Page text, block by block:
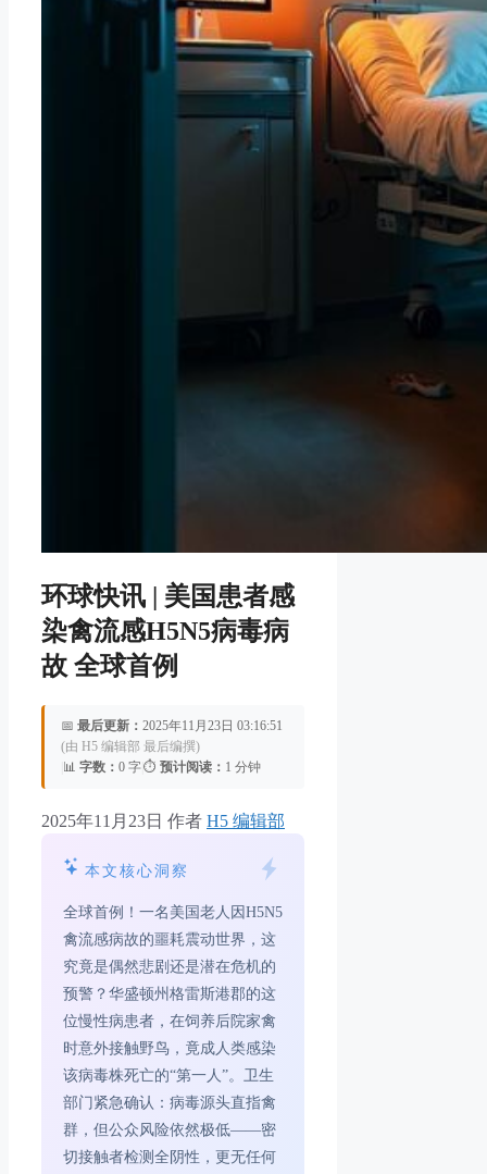
环球快讯 | 美国患者感
染禽流感H5N5病毒病
故 全球首例
📅 最后更新： 2025年11月23日 03:16:51
(由 H5 编辑部 最后编撰)
📊 字数： 0 字⏱️ 预计阅读： 1 分钟
2025年11月23日 作者 H5 编辑部
本文核心洞察
全球首例！一名美国老人因H5N5
禽流感病故的噩耗震动世界，这
究竟是偶然悲剧还是潜在危机的
预警？华盛顿州格雷斯港郡的这
位慢性病患者，在饲养后院家禽
时意外接触野鸟，竟成人类感染
该病毒株死亡的“第一人”。卫生
部门紧急确认：病毒源头直指禽
群，但公众风险依然极低——密
切接触者检测全阴性，更无任何